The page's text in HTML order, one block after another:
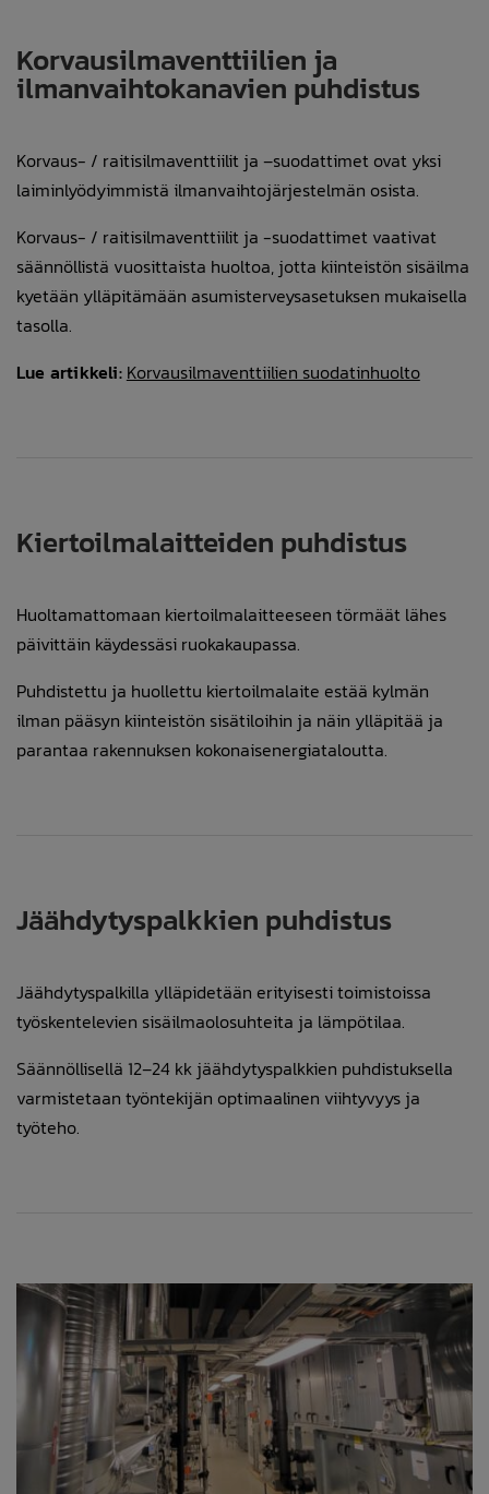
Korvausilmaventtiilien ja
ilmanvaihtokanavien puhdistus
Korvaus- / raitisilmaventtiilit ja –suodattimet ovat yksi
laiminlyödyimmistä ilmanvaihtojärjestelmän osista.
Korvaus- / raitisilmaventtiilit ja -suodattimet vaativat
säännöllistä vuosittaista huoltoa, jotta kiinteistön sisäilma
kyetään ylläpitämään asumisterveysasetuksen mukaisella
tasolla.
Lue artikkeli: Korvausilmaventtiilien suodatinhuolto
Kiertoilmalaitteiden puhdistus
Huoltamattomaan kiertoilmalaitteeseen törmäät lähes
päivittäin käydessäsi ruokakaupassa.
Puhdistettu ja huollettu kiertoilmalaite estää kylmän
ilman pääsyn kiinteistön sisätiloihin ja näin ylläpitää ja
parantaa rakennuksen kokonaisenergiataloutta.
Jäähdytyspalkkien puhdistus
Jäähdytyspalkilla ylläpidetään erityisesti toimistoissa
työskentelevien sisäilmaolosuhteita ja lämpötilaa.
Säännöllisellä 12–24 kk jäähdytyspalkkien puhdistuksella
varmistetaan työntekijän optimaalinen viihtyvyys ja
työteho.